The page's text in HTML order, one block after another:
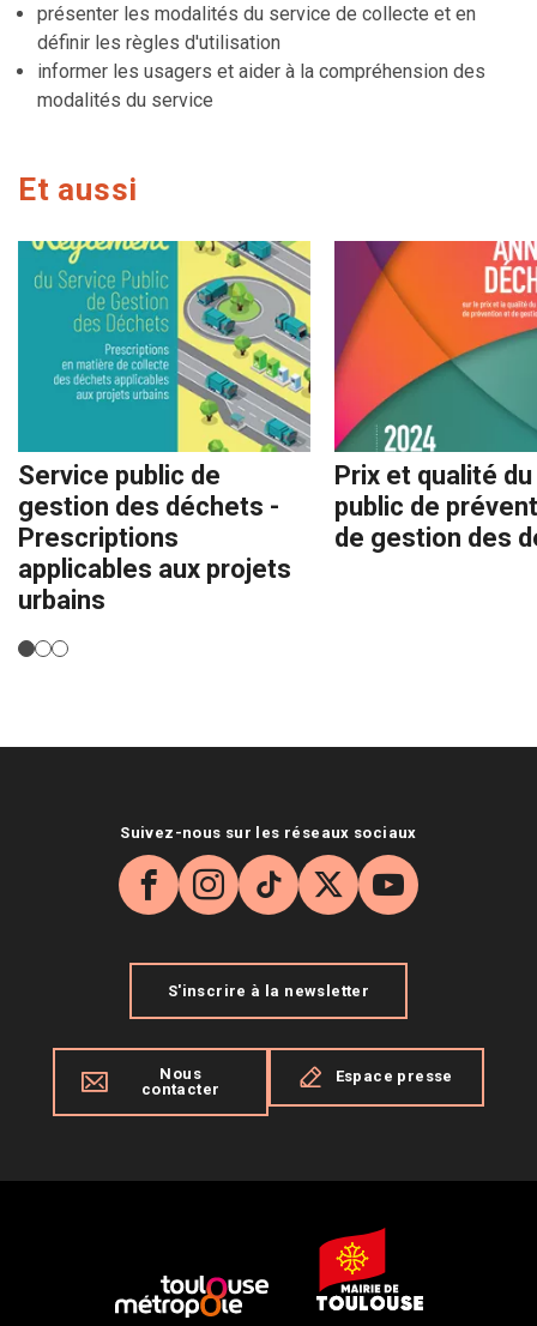
présenter les modalités du service de collecte et en
définir les règles d'utilisation
informer les usagers et aider à la compréhension des
modalités du service
Et aussi
Service public de
gestion des déchets -
Prescriptions
applicables aux projets
urbains
Prix et qualité
public de
de gestion des
Suivez-nous sur les réseaux sociaux
Facebook
Instagram
TikTok
X YouTube
S'inscrire à la newsletter
Nous
contacter
Espace presse